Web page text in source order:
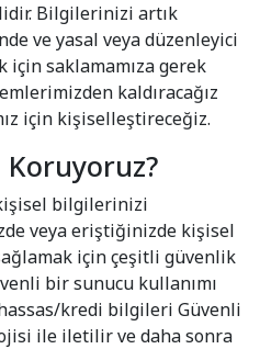
Bilgilerinizi artık
ve yasal veya düzenleyici
saklamamıza gerek
kaldıracağız
için kişiselleştireceğiz.
Koruyoruz?
bilgilerinizi
veya eriştiğinizde kişisel
için çeşitli güvenlik
bir sunucu kullanımı
kredi bilgileri Güvenli
ile iletilir ve daha sonra